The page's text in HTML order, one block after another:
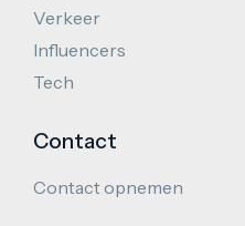
Verkeer
Influencers
Tech
Contact
Contact opnemen